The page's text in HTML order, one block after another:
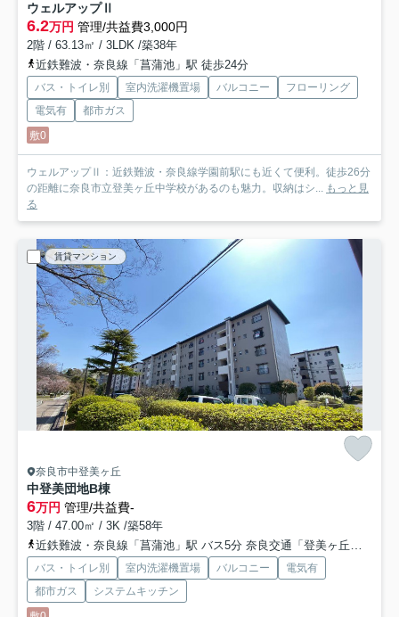
ウェルアップⅡ
6.2万円 管理/共益費3,000円
2階 / 63.13㎡ / 3LDK /築38年
近鉄難波・奈良線「菖蒲池」駅 徒歩24分
バス・トイレ別 室内洗濯機置場 バルコニー
フローリング
電気有
都市ガス
敷0
ウェルアップⅡ：近鉄難波・奈良線学園前駅にも近くて便利。徒歩26分
の距離に奈良市立登美ヶ丘中学校があるのも魅力。収納はシ... もっと見
る
賃貸マンション
奈良市中登美ヶ丘
中登美団地B棟
6万円 管理/共益費-
3階 / 47.00㎡ / 3K /築58年
近鉄難波・奈良線「菖蒲池」駅 バス5分 奈良交通「登美ヶ丘三丁目」 停歩7分
バス・トイレ別 室内洗濯機置場 バルコニー
電気有
都市ガス
システムキッチン